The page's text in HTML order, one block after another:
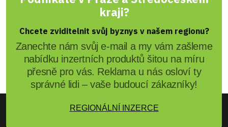
kraji?
Chcete zviditelnit svůj byznys v našem regionu?
Zanechte nám svůj e-mail a my vám zašleme
nabídku inzertních produktů šitou na míru
přesně pro vás. Reklama u nás osloví ty
správné lidi – vaše budoucí zákazníky!
REGIONÁLNÍ INZERCE